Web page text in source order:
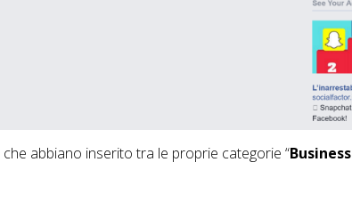
che abbiano inserito tra le proprie categorie “Business